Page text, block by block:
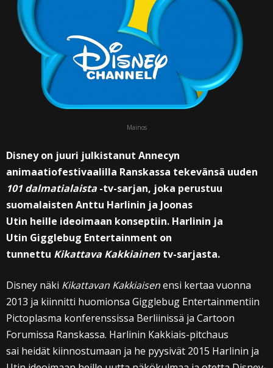
Mainos
Disney on juuri julkistanut Annecyn
animaatiofestivaalilla Ranskassa tekevänsä uuden
101 dalmatialaista -tv-sarjan, joka perustuu
suomalaisten Anttu Harlinin ja Joonas
Utin heille ideoimaan konseptiin. Harlinin ja
Utin Gigglebug Entertainment on
tunnettu Kikattava Kakkiainen tv-sarjasta.
Disney näki Kikattavan Kakkiaisenensi kertaa vuonna
2013 ja kiinnitti huomionsa Gigglebug Entertainmentiin
Pictoplasma konferenssissa Berliinissä ja Cartoon
Forumissa Ranskassa. Harlinin Kakkiais-pitchaus
sai heidät kiinnostumaan ja he pyysivät 2015 Harlinin ja